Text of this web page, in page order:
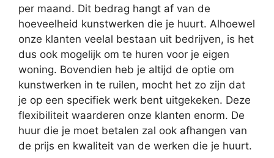
per maand. Dit bedrag hangt af van de
hoeveelheid kunstwerken die je huurt. Alhoewel
onze klanten veelal bestaan uit bedrijven, is het
dus ook mogelijk om te huren voor je eigen
woning. Bovendien heb je altijd de optie om
kunstwerken in te ruilen, mocht het zo zijn dat
je op een specifiek werk bent uitgekeken. Deze
flexibiliteit waarderen onze klanten enorm. De
huur die je moet betalen zal ook afhangen van
de prijs en kwaliteit van de werken die je huurt.